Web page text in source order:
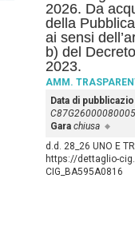
2026. Da
della
ai sensi
b) del
2023.
AMM.
Data di
C87G26000080005
Gara chiusa
d.d. 28_26 UNO E
https://dettaglio-
CIG_BA595A0816